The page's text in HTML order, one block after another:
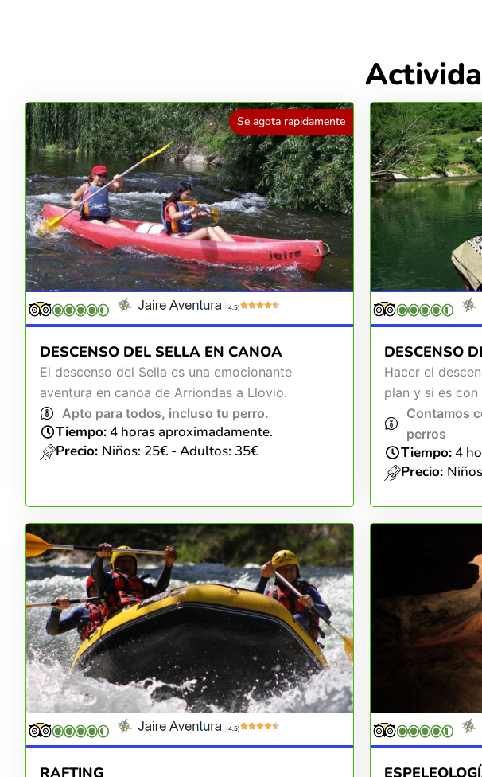
Se agota rapidamente
(4.5)
DESCENSO DEL SELLA EN CANOA
El descenso del Sella es una emocionante
aventura en canoa de Arriondas a Llovio.
Apto para todos, incluso tu perro.
Tiempo:4 horas aproximadamente.
Precio: Niños: 25€ - Adultos: 35€
DESCENSO
Hacer el
plan y si es
Contamos
perros
Tiempo:4
Precio:
(4.5)
RAFTING